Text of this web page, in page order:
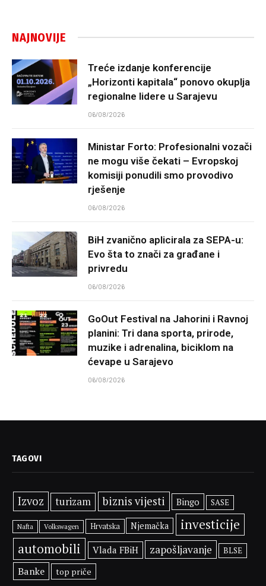
NAJNOVIJE
Treće izdanje konferencije
„Horizonti kapitala“ ponovo okuplja
regionalne lidere u Sarajevu
06/08/2026
Ministar Forto: Profesionalni vozači
ne mogu više čekati – Evropskoj
komisiji ponudili smo provodivo
rješenje
06/08/2026
BiH zvanično aplicirala za SEPA-u:
Evo šta to znači za građane i
privredu
06/08/2026
GoOut Festival na Jahorini i Ravnoj
planini: Tri dana sporta, prirode,
muzike i adrenalina, biciklom na
ćevape u Sarajevo
06/08/2026
TAGOVI
Izvoz turizam biznis vijesti Bingo SASE
Nafta Volkswagen Hrvatska Njemačka
investicije
automobili
Vlada FBiH zapošljavanje BLSE
Banke top priče